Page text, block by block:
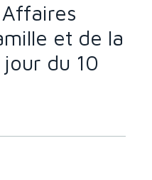
et de la
du 10